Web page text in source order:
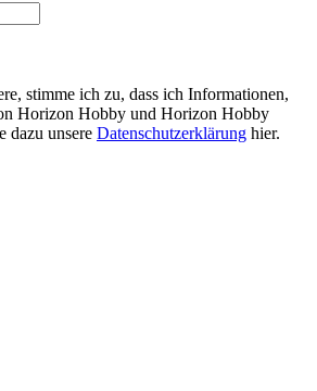
stimme ich zu, dass ich Informationen,
Horizon Hobby und Horizon Hobby
dazu unsere Datenschutzerklärung hier.